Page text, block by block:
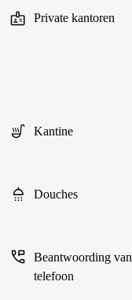
Private kantoren
Kantine
Douches
Beantwoording van
telefoon